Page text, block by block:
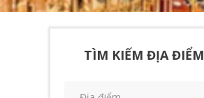
TÌM KIẾM ĐỊA ĐIỂM